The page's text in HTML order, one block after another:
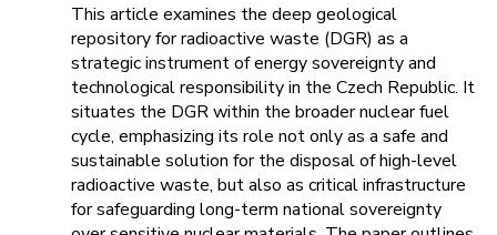
This article examines the deep geological
repository for radioactive waste (DGR) as a
strategic instrument of energy sovereignty and
technological responsibility in the Czech Republic. It
situates the DGR within the broader nuclear fuel
cycle, emphasizing its role not only as a safe and
sustainable solution for the disposal of high-level
radioactive waste, but also as critical infrastructure
for safeguarding long-term national sovereignty